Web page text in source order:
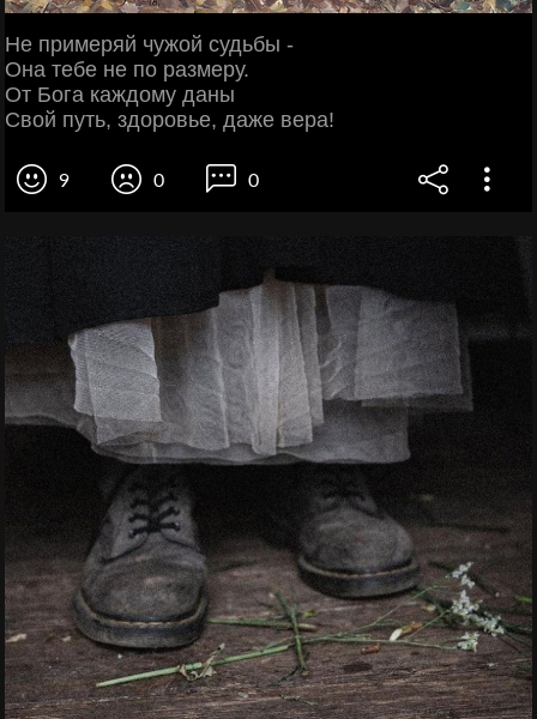
Не примеряй чужой судьбы -
Она тебе не по размеру.
От Бога каждому даны
Свой путь, здоровье, даже вера!
9 0 0